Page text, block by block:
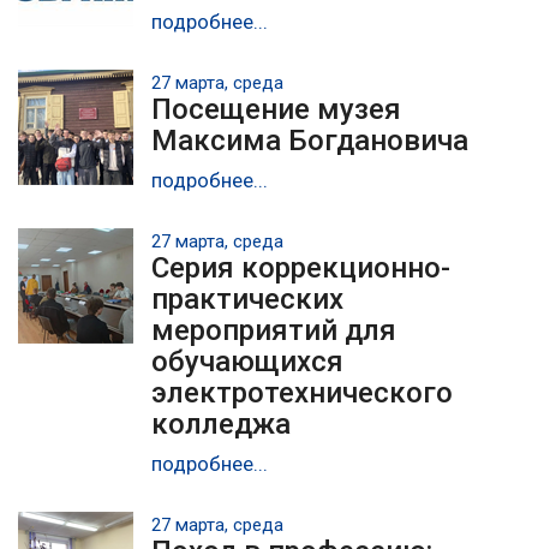
подробнее...
27 марта, среда
Посещение музея
Максима Богдановича
подробнее...
27 марта, среда
Серия коррекционно-
практических
мероприятий для
обучающихся
электротехнического
колледжа
подробнее...
27 марта, среда